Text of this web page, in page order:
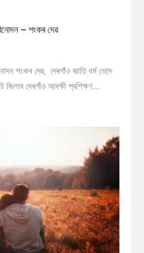
– শংকৰ দেৱ
শংকৰ দেৱ, দেৰগাঁও জাতি ধৰ্ম ভেদে
জিলাৰ দেৰগাঁও আৰক্ষী প্ৰশিক্ষণ...